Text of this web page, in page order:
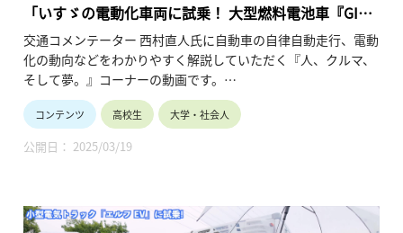
「いすゞの電動化車両に試乗！ 大型燃料電池車『GIGA
FUEL CELL』（乗る編 第2回）」
交通コメンテーター 西村直人氏に自動車の自律自動走行、電動
化の動向などをわかりやすく解説していただく『人、クルマ、
そして夢。』コーナーの動画です。
社会インフラとして様々な課題解決への対応が求められる中、
いすゞ自動車（株）がどのような取り組みを行っているかを紐
解く、シリーズ動画『商用車ならではの電動化と自動化技術』
の第4弾。
7年3月公開、26分29秒）
コンテンツ 高校生 大学・社会人
公開日： 2025/03/19